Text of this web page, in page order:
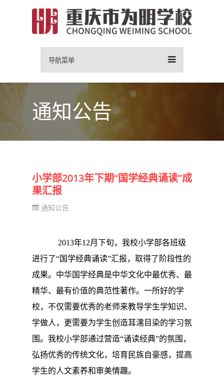
导航菜单
通知公告
小学部2013年下期“国学经典诵读”成
果汇报
通知公告
2013年12月下旬，我校小学部各班级
进行了“国学经典诵读”汇报，取得了阶段性的
成果。中华国学经典是中华文化中最优秀、最
精华、最有价值的典范性著作。一所好的学
校，不仅需要优秀的老师来教导学生学知识、
学做人，更需要为学生创造耳濡目染的学习氛
围。我校小学部通过营造“诵读经典”的氛围，
弘扬优秀的传统文化，培育民族自豪感，提高
学生的人文素养和审美情趣。